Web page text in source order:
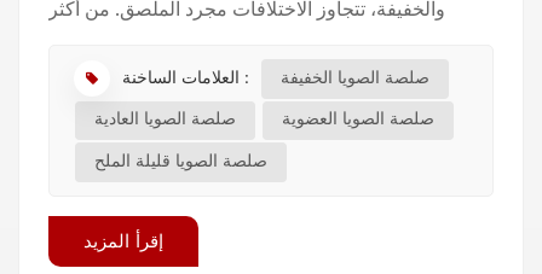
والخفيفة، تتجاوز الاختلافات مجرد الملصق. من أكثر
العلامات الساخنة : صلصة الصويا الخفيفة
صلصة الصويا العادية صلصة الصويا العضوية
صلصة الصويا قليلة الملح
إقرأ المزيد